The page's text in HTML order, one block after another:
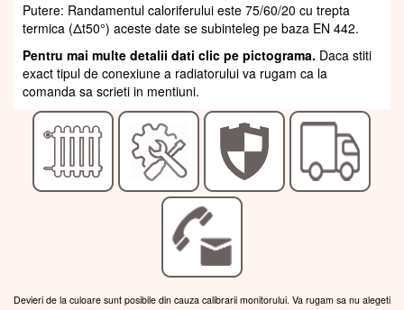
Putere: Randamentul caloriferului este 75/60/20 cu trepta
termica (Δt50°) aceste date se subinteleg pe baza EN 442.
Pentru mai multe detalii dati clic pe pictograma. Daca stiti
exact tipul de conexiune a radiatorului va rugam ca la
comanda sa scrieti in mentiuni.
Devieri de la culoare sunt posibile din cauza calibrarii monitorului. Va rugam sa nu alegeti